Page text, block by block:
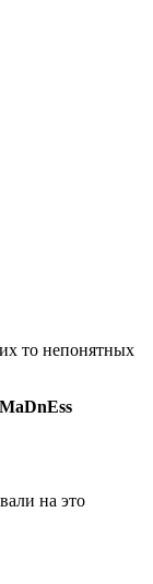
то непонятных
на это